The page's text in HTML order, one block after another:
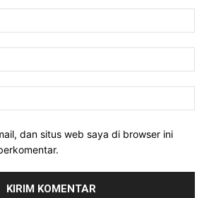
dan situs web saya di browser ini